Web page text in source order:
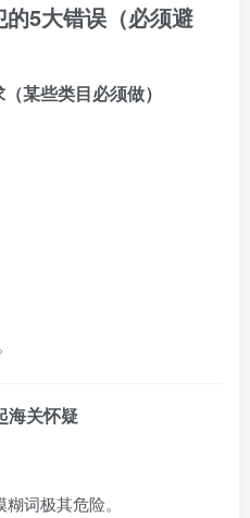
5大错误（必须避
某些类目必须做）
海关怀疑
糊词极其危险。